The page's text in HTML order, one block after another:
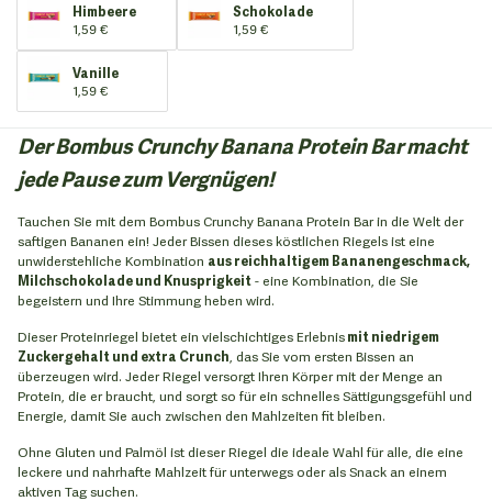
Himbeere
1,59 €
Schokolade
1,59 €
Vanille
1,59 €
Der Bombus Crunchy Banana Protein Bar macht
jede Pause zum Vergnügen!
Tauchen Sie mit dem Bombus Crunchy Banana Protein Bar in die Welt der
saftigen Bananen ein! Jeder Bissen dieses köstlichen Riegels ist eine
unwiderstehliche Kombination aus reichhaltigem Bananengeschmack,
Milchschokolade und Knusprigkeit- eine Kombination, die Sie
begeistern und Ihre Stimmung heben wird.
Dieser Proteinriegel bietet ein vielschichtiges Erlebnismit niedrigem
Zuckergehalt und extra Crunch , das Sie vom ersten Bissen an
überzeugen wird. Jeder Riegel versorgt Ihren Körper mit der Menge an
Protein, die er braucht, und sorgt so für ein schnelles Sättigungsgefühl und
Energie, damit Sie auch zwischen den Mahlzeiten fit bleiben.
Ohne Gluten und Palmöl ist dieser Riegel die ideale Wahl für alle, die eine
leckere und nahrhafte Mahlzeit für unterwegs oder als Snack an einem
aktiven Tag suchen.